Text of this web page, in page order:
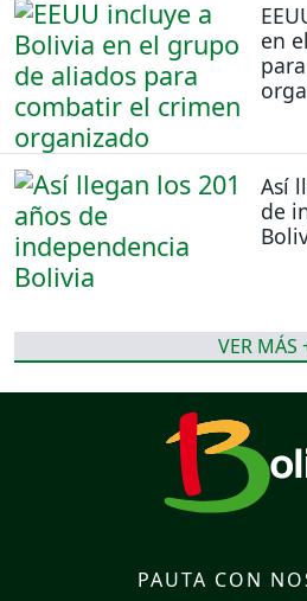
en
Así
de
VER MÁS
PAUTA CON